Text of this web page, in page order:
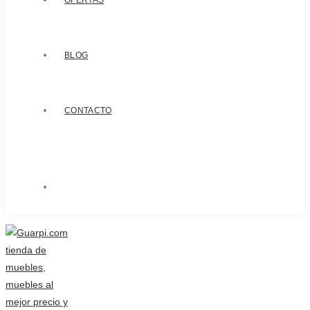
BLOG
CONTACTO